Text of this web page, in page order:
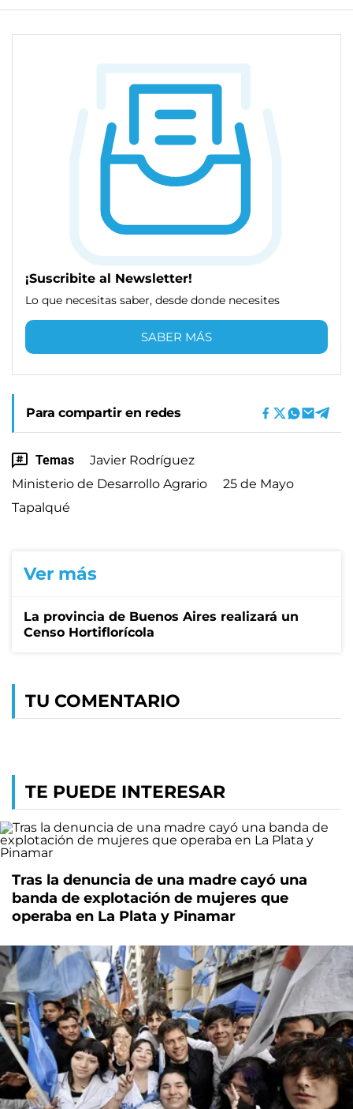
¡Suscribite al Newsletter!
Lo que necesitas saber, desde donde necesites
SABER MÁS
Para compartir en redes
Temas
Javier Rodríguez
Ministerio de Desarrollo Agrario
25 de Mayo
Tapalqué
Ver más
La provincia de Buenos Aires realizará un
Censo Hortiflorícola
TU COMENTARIO
TE PUEDE INTERESAR
Tras la denuncia de una madre cayó una
banda de explotación de mujeres que
operaba en La Plata y Pinamar